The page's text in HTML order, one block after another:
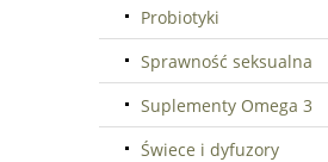
Probiotyki
Sprawność seksualna
Suplementy Omega 3
Świece i dyfuzory